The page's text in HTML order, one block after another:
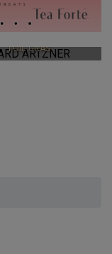
ARTZNER
FOIE GRAS